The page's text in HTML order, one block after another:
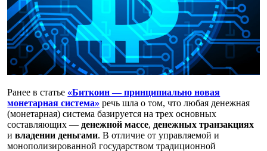
Ранее в статье «Биткоин — принципиально новая
монетарная система» речь шла о том, что любая денежная
(монетарная) система базируется на трех основных
составляющих — денежной массе, денежных транзакциях
ивладении деньгами. В отличие от управляемой и
монополизированной государством традиционной